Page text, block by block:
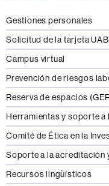
Gestiones personales
Solicitud de la tarjeta UAB
Campus virtual
Prevención de riesgos
Reserva de espacios
Herramientas y soporte a
Comité de Ética en la
Soporte a la acreditación
Recursos lingüísticos